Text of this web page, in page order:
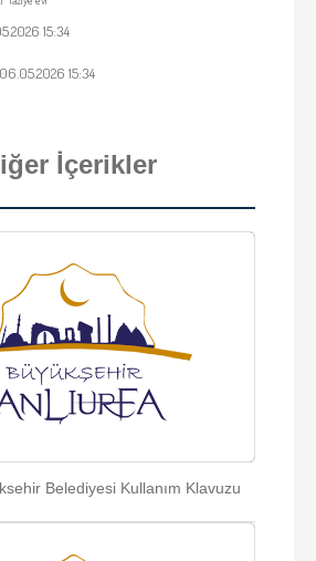
15:34
15:34
İçerikler
Belediyesi Kullanım Klavuzu